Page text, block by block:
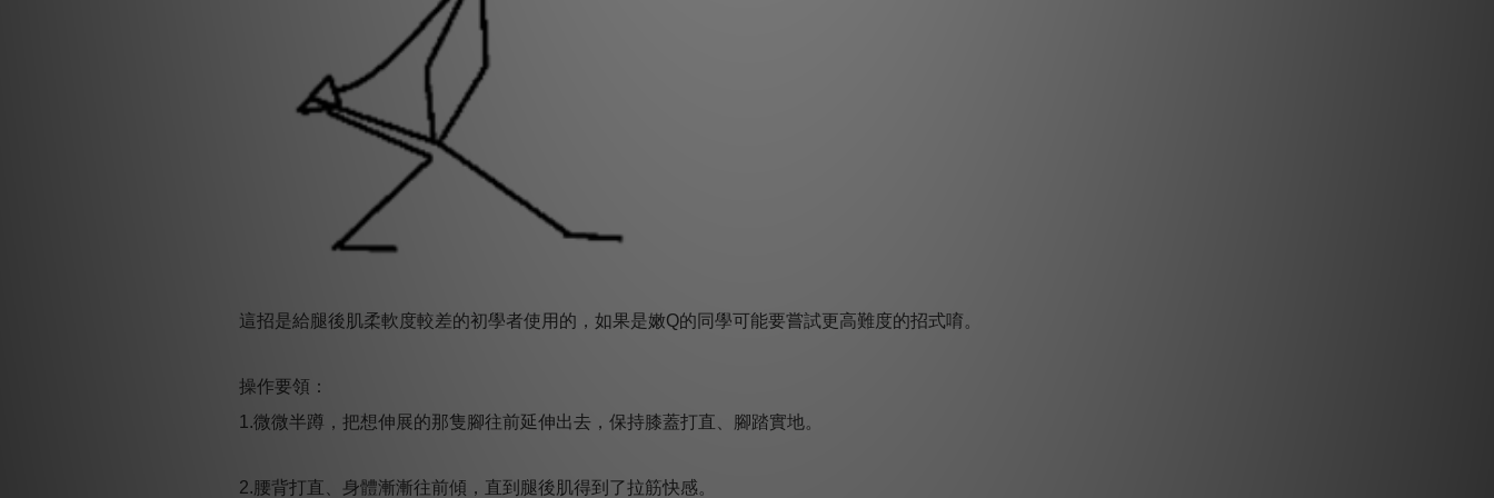
這招是給腿後肌柔軟度較差的初學者使用的，如果是嫩Q的同學可能要嘗試更高難度的招式唷。
操作要領：
1.微微半蹲，把想伸展的那隻腳往前延伸出去，保持膝蓋打直、腳踏實地。
2.腰背打直、身體漸漸往前傾，直到腿後肌得到了拉筋快感。